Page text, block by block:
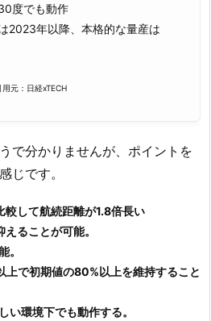
度でも動作
2023年以降、本格的な量産は
用元：日経xTECH
で分かりませんが、ポイントを
じです。
較して航続距離が1.8倍長い
ることが可能。
。
で初期値の80%以上を維持すること
い環境下でも動作する。